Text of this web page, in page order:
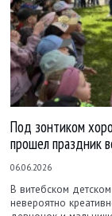
Под зонтиком
прошел праздник
06.06.2026
В витебском
невероятно